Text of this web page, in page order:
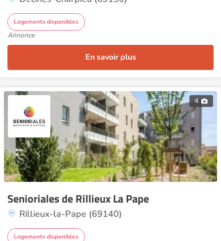
Logements disponibles
Annonce
En savoir plus
4
Senioriales de Rillieux La Pape
Rillieux-la-Pape (69140)
Logements disponibles